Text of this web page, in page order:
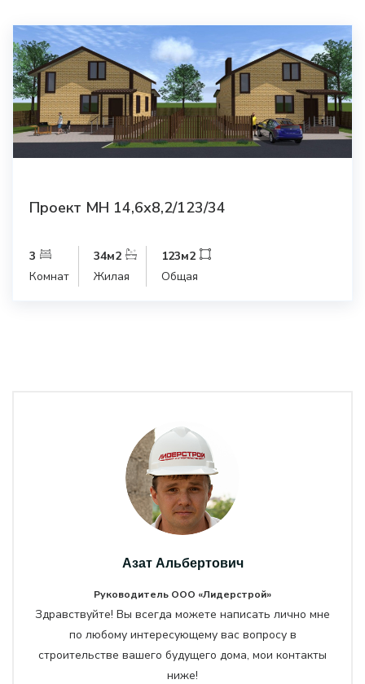
Проект МН 14,6х8,2/123/34
3
Комнат
34м2
Жилая
123м2
Общая
Азат Альбертович
Руководитель ООО «Лидерстрой»
Здравствуйте! Вы всегда можете написать лично мне
по любому интересующему вас вопросу в
строительстве вашего будущего дома, мои контакты
ниже!